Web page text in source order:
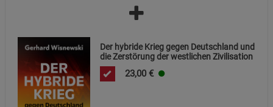
Der hybride Krieg gegen Deutschland und
die Zerstörung der westlichen Zivilisation
23,00 €